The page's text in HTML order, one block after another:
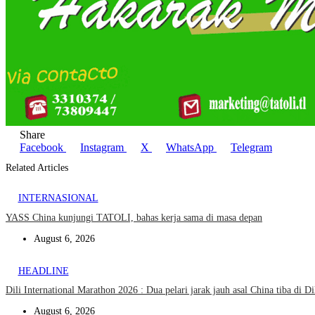
Share
Facebook
Instagram X WhatsApp Telegram
Related Articles
INTERNASIONAL
YASS China kunjungi TATOLI, bahas kerja sama di masa depan
August 6, 2026
HEADLINE
Dili International Marathon 2026 : Dua pelari jarak jauh asal China tiba di
August 6, 2026